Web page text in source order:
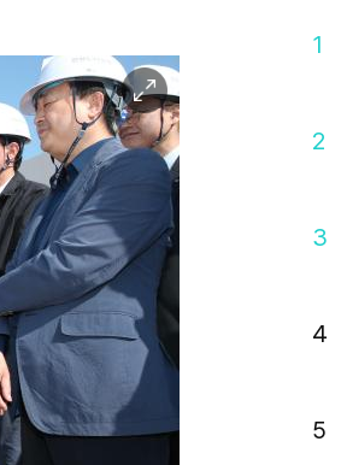
이
미
지
1
2
3
4
5